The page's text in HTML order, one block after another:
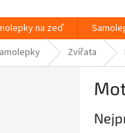
na zeď
Zvířata